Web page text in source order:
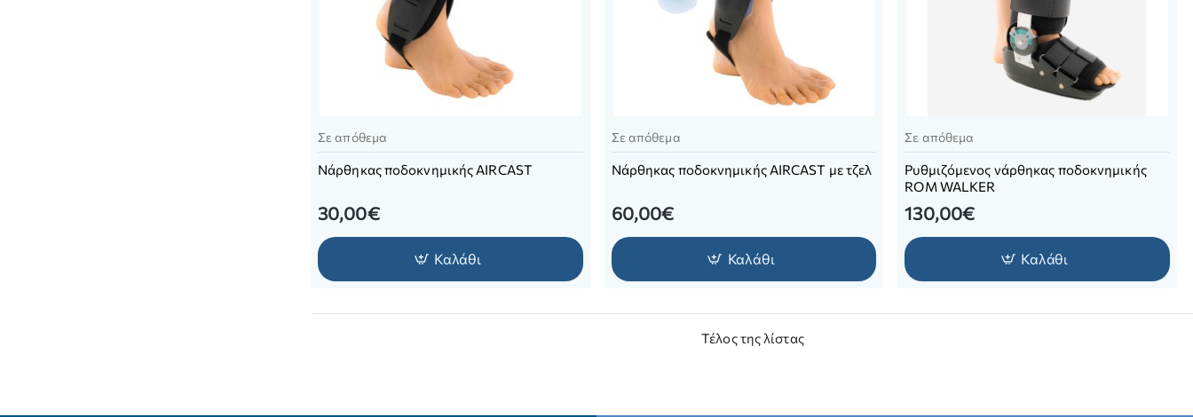
Σε απόθεμα
Νάρθηκας ποδοκνημικής AIRCAST
30,00€
Καλάθι
Σε απόθεμα
Νάρθηκας ποδοκνημικής AIRCAST με τζελ
60,00€
Καλάθι
Σε απόθεμα
Ρυθμιζόμενος νάρθηκας ποδοκνημικής
ROM WALKER
130,00€
Καλάθι
Τέλος της λίστας